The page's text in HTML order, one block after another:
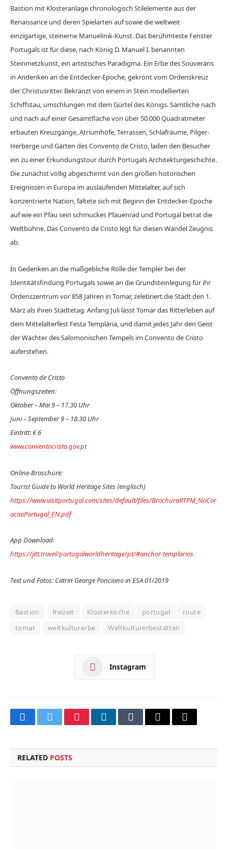
Bastion mit Klosteranlage chronologisch Stilelemente aus der
Renaissance und deren Spielarten auf sowie die weltweit
einzigartige, steinerne Manuelinik-Kunst. Das berühmteste Fenster
Portugals ist für diese, nach König D. Manuel I. benannten
Steinmetzkunst, ein artistisches Paradigma. Ein Erbe des Souveräns
in Andenken an die Entdecker-Epoche, gekrönt vom Ordenskreuz
der Christusritter. Bekränzt von einem in Stein modellierten
Schiffstau, umschlungen mit dem Gürtel des Königs. Sämtliche nach
und nach auf einer Gesamtfläche von über 50.000 Quadratmeter
erbauten Kreuzgänge, Atriumhöfe, Terrassen, Schlafräume, Pilger-
Herberge und Gärten des Convento de Cristo, laden den Besucher
ein zu einer Erkundungstour durch Portugals Architekturgeschichte.
Die zunächst völlig abgeschirmt von den großen historischen
Ereignissen in Europa im auslaufenden Mittelalter, auf sich
konzentrierte Nation, faltete sich mit Beginn der Entdecker-Epoche
auf wie ein Pfau sein schmuckes Pfauenrad und Portugal betrat die
Weltbühne. Das Convento de Cristo legt für diesen Wandel Zeugnis
ab.
In Gedenken an die maßgebliche Rolle der Templer bei der
Identitätsfindung Portugals sowie an die Grundsteinlegung für ihr
Ordenszentrum vor 858 Jahren in Tomar, zelebriert die Stadt den 1.
März als ihren Städtetag. Anfang Juli lässt Tomar das Ritterleben auf
dem Mittelalterfest Festa Templária, und damit jedes Jahr den Geist
der Wächter des Salomonischen Tempels im Convento de Cristo
auferstehen.
Convento de Cristo
Öffnungszeiten:
Oktober – Mai 9 – 17.30 Uhr
Juni – September 9 – 18.30 Uhr
Eintritt: € 6
www.conventocristo.gov.pt
Online-Broschüre:
Tourist Guide to World Heritage Sites (englisch)
https://www.visitportugal.com/sites/default/files/BrochuraRTPM_NoCor
acaoPortugal_EN.pdf
App Download:
https://jitt.travel/portugalworldheritage/pt/#anchor-templarios
Text und Fotos: Catrin George Ponciano in ESA 01/2019
Bastion freizeit Klosterkirche portugal
route
tomar
weltkulturerbe Weltkulturerbestätten
Instagram
FacebookTwitterPinterestLinkedInTumblrEmail
Copy
RELATED POSTS